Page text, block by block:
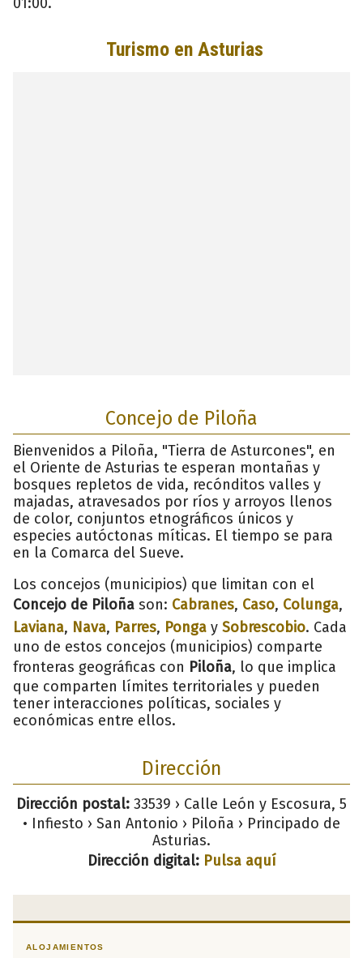
Concejo de Piloña
Bienvenidos a Piloña, "Tierra de Asturcones", en
el Oriente de Asturias te esperan montañas y
bosques repletos de vida, recónditos valles y
majadas, atravesados por ríos y arroyos llenos
de color, conjuntos etnográficos únicos y
especies autóctonas míticas. El tiempo se para
en la Comarca del Sueve.
Los concejos (municipios) que limitan con el
Concejo de Piloña son: Cabranes, Caso, Colunga,
Laviana, Nava, Parres, Ponga y Sobrescobio. Cada
uno de estos concejos (municipios) comparte
fronteras geográficas con Piloña, lo que implica
que comparten límites territoriales y pueden
tener interacciones políticas, sociales y
económicas entre ellos.
Dirección
Dirección postal: 33539 › Calle León y Escosura, 5
• Infiesto › San Antonio › Piloña › Principado de
Asturias.
Dirección digital: Pulsa aquí